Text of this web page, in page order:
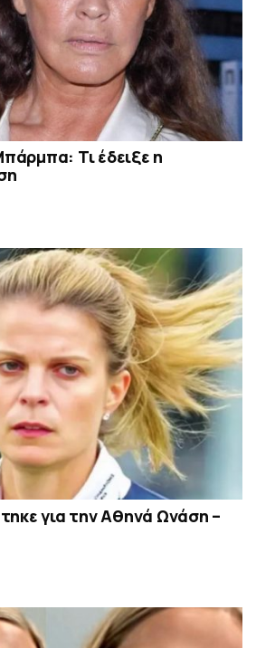
Τι έδειξε η
για την Αθηνά Ωνάση –